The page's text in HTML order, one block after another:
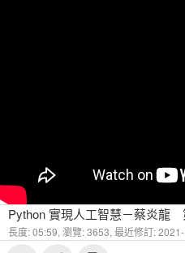
Python 實現人工智慧－蔡炎
長度: 05:59, 瀏覽: 3653, 最近修訂: